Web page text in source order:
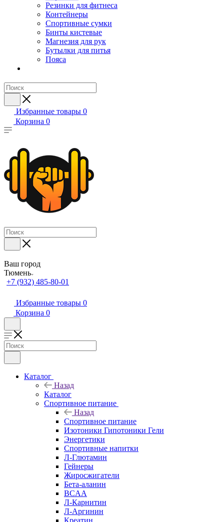
Резинки для фитнеса
Контейнеры
Спортивные сумки
Бинты кистевые
Магнезия для рук
Бутылки для питья
Пояса
Избранные товары 0
Корзина 0
Ваш город
Тюмень
+7 (932) 485-80-01
Избранные товары 0
Корзина 0
Каталог
Назад
Каталог
Спортивное питание
Назад
Спортивное питание
Изотоники Гипотоники Гели
Энергетики
Спортивные напитки
Л-Глютамин
Гейнеры
Жиросжигатели
Бета-аланин
BCAA
Л-Карнитин
Л-Аргинин
Креатин